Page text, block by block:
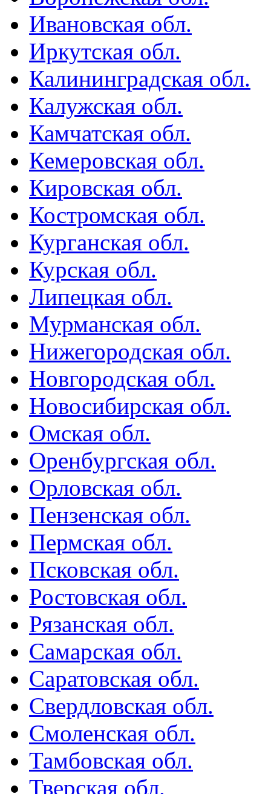
Ивановская обл.
Иркутская обл.
Калининградская обл.
Калужская обл.
Камчатская обл.
Кемеровская обл.
Кировская обл.
Костромская обл.
Курганская обл.
Курская обл.
Липецкая обл.
Мурманская обл.
Нижегородская обл.
Новгородская обл.
Новосибирская обл.
Омская обл.
Оренбургская обл.
Орловская обл.
Пензенская обл.
Пермская обл.
Псковская обл.
Ростовская обл.
Рязанская обл.
Самарская обл.
Саратовская обл.
Свердловская обл.
Смоленская обл.
Тамбовская обл.
Тверская обл.